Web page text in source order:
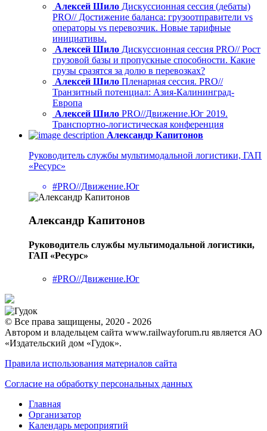
Алексей Шило Дискуссионная сессия (дебаты)
PRO// Достижение баланса: грузоотправители vs
операторы vs перевозчик. Новые тарифные
инициативы.
Алексей Шило Дискуссионная сессия PRO// Рост
грузовой базы и пропускные способности. Какие
грузы сразятся за долю в перевозках?
Алексей Шило Пленарная сессия. PRO//
Транзитный потенциал: Азия-Калининград-
Европа
Алексей Шило PRO//Движение.Юг 2019.
Транспортно-логистическая конференция
Александр Капитонов
Руководитель службы мультимодальной логистики, ГАП
«Ресурс»
#PRO//Движение.Юг
Александр Капитонов
Руководитель службы мультимодальной логистики,
ГАП «Ресурс»
#PRO//Движение.Юг
© Все права защищены, 2020 - 2026
Автором и владельцем сайта www.railwayforum.ru является АО
«Издательский дом «Гудок».
Правила использования материалов сайта
Согласие на обработку персональных данных
Главная
Организатор
Календарь мероприятий